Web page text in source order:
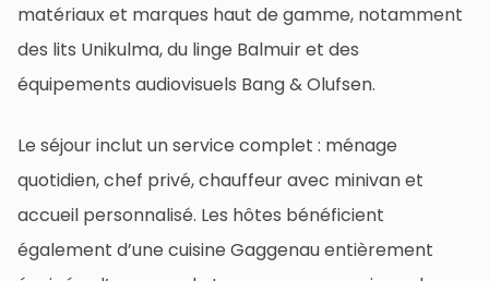
matériaux et marques haut de gamme, notamment
des lits Unikulma, du linge Balmuir et des
équipements audiovisuels Bang & Olufsen.
Le séjour inclut un service complet : ménage
quotidien, chef privé, chauffeur avec minivan et
accueil personnalisé. Les hôtes bénéficient
également d’une cuisine Gaggenau entièrement